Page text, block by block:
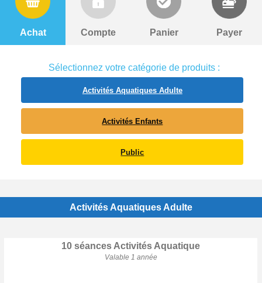
Achat Compte Panier Payer
Sélectionnez votre catégorie de produits :
Activités Aquatiques Adulte
Activités Enfants
Public
Activités Aquatiques Adulte
10 séances Activités Aquatique
Valable 1 année